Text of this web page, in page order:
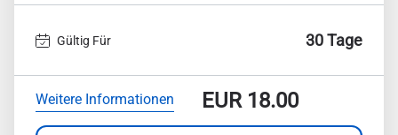
Gültig Für 30 Tage
Weitere Informationen EUR18.00